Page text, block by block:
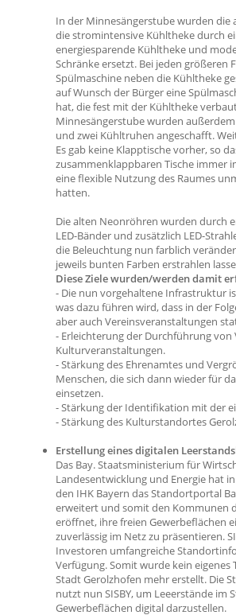
In der Minnesängerstube wurden die
die stromintensive Kühltheke durch
energiesparende Kühltheke und
Schränke ersetzt. Bei jeden größeren
Spülmaschine neben die Kühltheke
auf Wunsch der Bürger eine
hat, die fest mit der Kühltheke
Minnesängerstube wurden
und zwei Kühltruhen angeschafft.
Es gab keine Klapptische vorher, so
zusammenklappbaren Tische immer
eine flexible Nutzung des Raumes
hatten.
Die alten Neonröhren wurden durch
LED-Bänder und zusätzlich LED-
die Beleuchtung nun farblich
jeweils bunten Farben erstrahlen
Diese Ziele wurden/werden damit
- Die nun vorgehaltene Infrastruktur
was dazu führen wird, dass in der
aber auch Vereinsveranstaltungen
- Erleichterung der Durchführung von
Kulturveranstaltungen.
- Stärkung des Ehrenamtes und
Menschen, die sich dann wieder für
einsetzen.
- Stärkung der Identifikation mit der
- Stärkung des Kulturstandortes
Erstellung eines digitalen
Das Bay. Staatsministerium für
Landesentwicklung und Energie hat
den IHK Bayern das Standortportal
erweitert und somit den Kommunen
eröffnet, ihre freien Gewerbeflächen
zuverlässig im Netz zu präsentieren.
Investoren umfangreiche
Verfügung. Somit wurde kein eigenes
Stadt Gerolzhofen mehr erstellt. Die
nutzt nun SISBY, um Leeerstände im
Gewerbeflächen digital darzustellen.